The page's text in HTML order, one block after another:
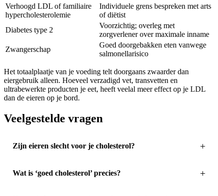
Verhoogd LDL of familiaire
hypercholesterolemie
Individuele grens bespreken met arts
of diëtist
Diabetes type 2
Voorzichtig; overleg met
zorgverlener over maximale inname
Zwangerschap
Goed doorgebakken eten vanwege
salmonellarisico
Het totaalplaatje van je voeding telt doorgaans zwaarder dan
eiergebruik alleen. Hoeveel verzadigd vet, transvetten en
ultrabewerkte producten je eet, heeft veelal meer effect op je LDL
dan de eieren op je bord.
Veelgestelde vragen
Zijn eieren slecht voor je cholesterol?
Wat is ‘goed cholesterol’ precies?